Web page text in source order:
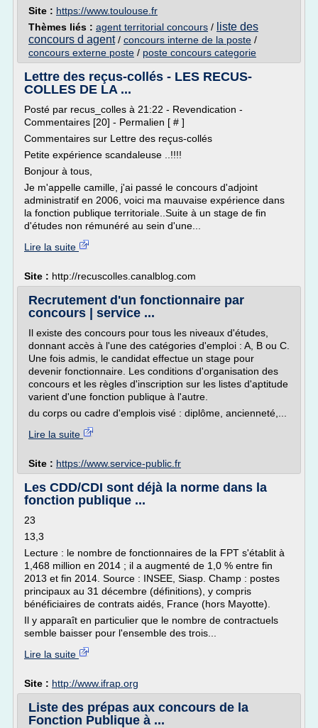
Site : https://www.toulouse.fr
Thèmes liés : agent territorial concours / liste des
concours d agent/ concours interne de la poste /
concours externe poste / poste concours categorie
Lettre des reçus-collés - LES RECUS-
COLLES DE LA ...
Posté par recus_colles à 21:22 - Revendication -
Commentaires [20] - Permalien [ # ]
Commentaires sur Lettre des reçus-collés
Petite expérience scandaleuse ..!!!!
Bonjour à tous,
Je m'appelle camille, j'ai passé le concours d'adjoint
administratif en 2006, voici ma mauvaise expérience dans
la fonction publique territoriale..Suite à un stage de fin
d'études non rémunéré au sein d'une...
Lire la suite
Site : http://recuscolles.canalblog.com
Recrutement d'un fonctionnaire par
concours | service ...
Il existe des concours pour tous les niveaux d'études,
donnant accès à l'une des catégories d'emploi : A, B ou C.
Une fois admis, le candidat effectue un stage pour
devenir fonctionnaire. Les conditions d'organisation des
concours et les règles d'inscription sur les listes d'aptitude
varient d'une fonction publique à l'autre.
du corps ou cadre d'emplois visé : diplôme, ancienneté,...
Lire la suite
Site : https://www.service-public.fr
Les CDD/CDI sont déjà la norme dans la
fonction publique ...
23
13,3
Lecture : le nombre de fonctionnaires de la FPT s'établit à
1,468 million en 2014 ; il a augmenté de 1,0 % entre fin
2013 et fin 2014. Source : INSEE, Siasp. Champ : postes
principaux au 31 décembre (définitions), y compris
bénéficiaires de contrats aidés, France (hors Mayotte).
Il y apparaît en particulier que le nombre de contractuels
semble baisser pour l'ensemble des trois...
Lire la suite
Site : http://www.ifrap.org
Liste des prépas aux concours de la
Fonction Publique à ...